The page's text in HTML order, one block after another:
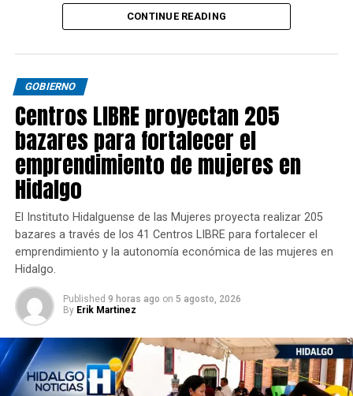
CONTINUE READING
GOBIERNO
Centros LIBRE proyectan 205
bazares para fortalecer el
emprendimiento de mujeres en
Hidalgo
El Instituto Hidalguense de las Mujeres proyecta realizar 205
bazares a través de los 41 Centros LIBRE para fortalecer el
emprendimiento y la autonomía económica de las mujeres en
Hidalgo.
Published 9 horas ago on 5 agosto, 2026
By Erik Martinez